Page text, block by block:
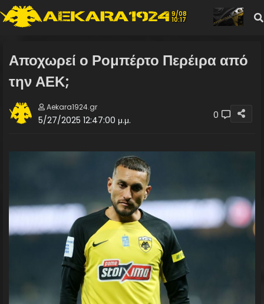
9/08
10:17
Αποχωρεί ο Ρομπέρτο Περέιρα από
την ΑΕΚ;
Aekara1924.gr
5/27/2025 12:47:00 μ.μ. 0